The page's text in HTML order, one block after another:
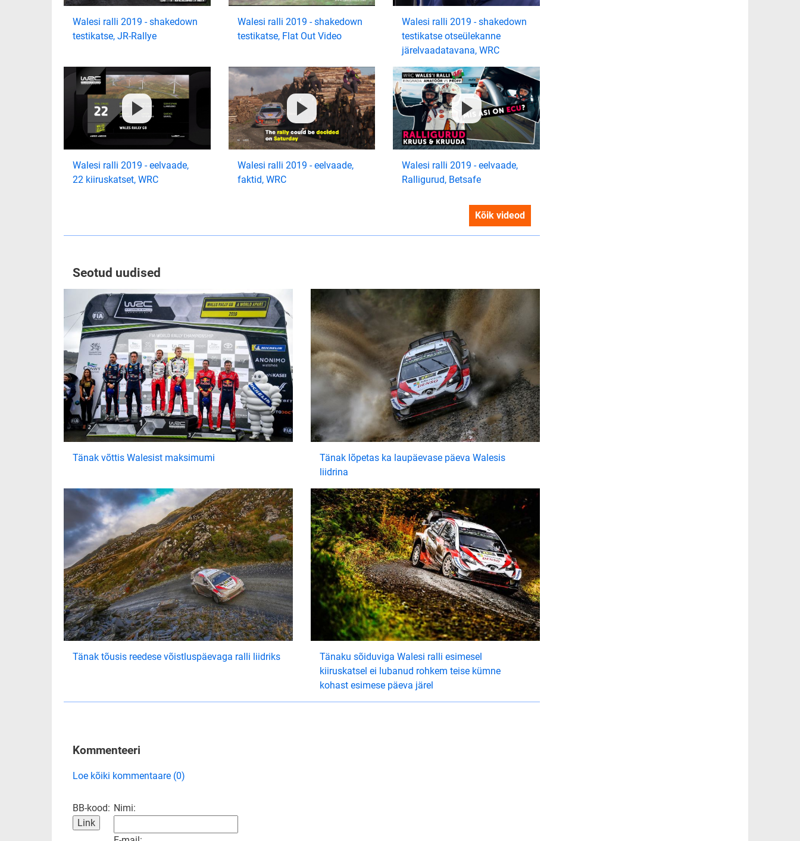
Walesi ralli 2019 - shakedown
testikatse, JR-Rallye
Walesi ralli 2019 - shakedown
testikatse, Flat Out Video
Walesi ralli 2019 - shakedown
testikatse otseülekanne
järelvaadatavana, WRC
Walesi ralli 2019 - eelvaade,
22 kiiruskatset, WRC
Walesi ralli 2019 - eelvaade,
faktid, WRC
Walesi ralli 2019 - eelvaade,
Ralligurud, Betsafe
Kõik videod
Seotud uudised
Tänak võttis Walesist maksimumi
Tänak lõpetas ka laupäevase päeva Walesis
liidrina
Tänak tõusis reedese võistluspäevaga ralli liidriks
Tänaku sõiduviga Walesi ralli esimesel
kiiruskatsel ei lubanud rohkem teise kümne
kohast esimese päeva järel
Kommenteeri
Loe kõiki kommentaare (0)
BB-kood: Nimi: